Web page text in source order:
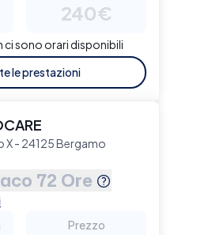
240€
ci sono orari disponibili
le prestazioni
X - 24125 Bergamo
72 Ore
Prezzo